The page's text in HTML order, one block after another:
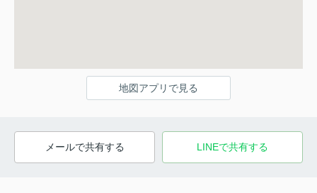
地図アプリで見る
メールで共有する LINEで共有する